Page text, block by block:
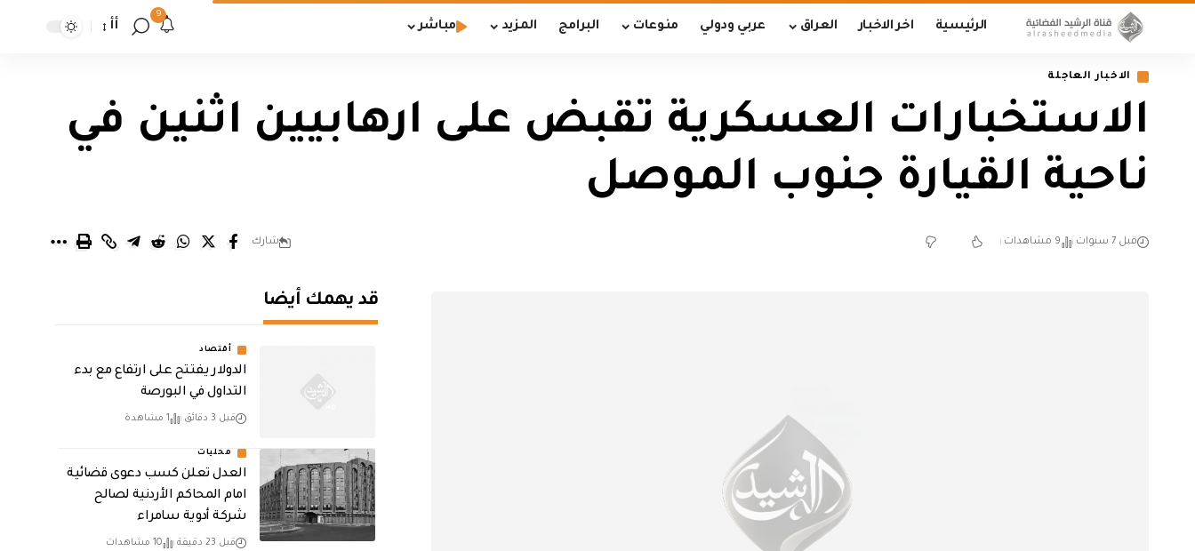
الرئيسية اخر الاخبار العراق عربي ودولي منوعات البرامج المزيد مباشر
9
أأ
الاخبار العاجلة
الاستخبارات العسكرية تقبض على ارهابيين اثنين في
ناحية القيارة جنوب الموصل
قبل 7 سنوات 9 مشاهدات شارك
قد يهمك أيضا
أقتصاد
الدولار يفتتح على ارتفاع مع بدء
التداول في البورصة
قبل 3 دقائق 1 مشاهدة
محليات
العدل تعلن كسب دعوى قضائية
امام المحاكم الأردنية لصالح
شركة أدوية سامراء
قبل 23 دقيقة 10 مشاهدات